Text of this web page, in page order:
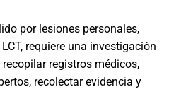
por lesiones personales,
requiere una investigación
registros médicos,
recolectar evidencia y